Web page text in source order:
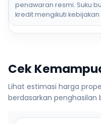
penawaran resmi. Suku
kredit mengikuti
Cek
Lihat estimasi harga
berdasarkan penghasilan